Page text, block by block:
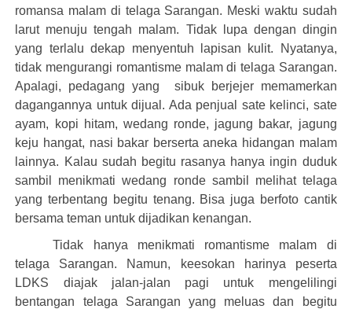
romansa malam di telaga Sarangan. Meski waktu sudah
larut menuju tengah malam. Tidak lupa dengan dingin
yang terlalu dekap menyentuh lapisan kulit. Nyatanya,
tidak mengurangi romantisme malam di telaga Sarangan.
Apalagi, pedagang yang sibuk berjejer memamerkan
dagangannya untuk dijual. Ada penjual sate kelinci, sate
ayam, kopi hitam, wedang ronde, jagung bakar, jagung
keju hangat, nasi bakar berserta aneka hidangan malam
lainnya. Kalau sudah begitu rasanya hanya ingin duduk
sambil menikmati wedang ronde sambil melihat telaga
yang terbentang begitu tenang. Bisa juga berfoto cantik
bersama teman untuk dijadikan kenangan.
Tidak hanya menikmati romantisme malam di
telaga Sarangan. Namun, keesokan harinya peserta
LDKS diajak jalan-jalan pagi untuk mengelilingi
bentangan telaga Sarangan yang meluas dan begitu